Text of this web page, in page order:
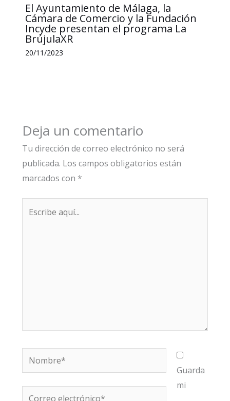
El Ayuntamiento de Málaga, la
Cámara de Comercio y la Fundación
Incyde presentan el programa La
BrújulaXR
20/11/2023
Deja un comentario
Tu dirección de correo electrónico no será
publicada. Los campos obligatorios están
marcados con *
Nombre*
Correo
Guarda
mi